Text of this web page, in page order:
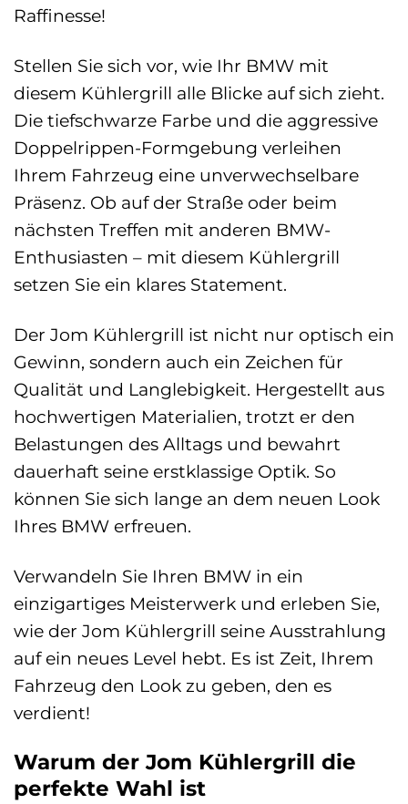
Raffinesse!
Stellen Sie sich vor, wie Ihr BMW mit
diesem Kühlergrill alle Blicke auf sich zieht.
Die tiefschwarze Farbe und die aggressive
Doppelrippen-Formgebung verleihen
Ihrem Fahrzeug eine unverwechselbare
Präsenz. Ob auf der Straße oder beim
nächsten Treffen mit anderen BMW-
Enthusiasten – mit diesem Kühlergrill
setzen Sie ein klares Statement.
Der Jom Kühlergrill ist nicht nur optisch ein
Gewinn, sondern auch ein Zeichen für
Qualität und Langlebigkeit. Hergestellt aus
hochwertigen Materialien, trotzt er den
Belastungen des Alltags und bewahrt
dauerhaft seine erstklassige Optik. So
können Sie sich lange an dem neuen Look
Ihres BMW erfreuen.
Verwandeln Sie Ihren BMW in ein
einzigartiges Meisterwerk und erleben Sie,
wie der Jom Kühlergrill seine Ausstrahlung
auf ein neues Level hebt. Es ist Zeit, Ihrem
Fahrzeug den Look zu geben, den es
verdient!
Warum der Jom Kühlergrill die
perfekte Wahl ist